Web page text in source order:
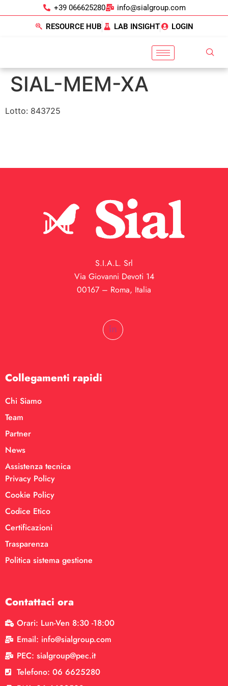
+39 066625280 info@sialgroup.com
RESOURCE HUB LAB INSIGHT LOGIN
SIAL-MEM-XA
Lotto: 843725
S.I.A.L. Srl
Via Giovanni Devoti 14
00167 – Roma, Italia
Collegamenti rapidi
Chi Siamo
Team
Partner
News
Assistenza tecnica
Privacy Policy
Cookie Policy
Codice Etico
Certificazioni
Trasparenza
Politica sistema gestione
Contattaci ora
Orari: Lun-Ven 8:30 -18:00
Email: info@sialgroup.com
PEC: sialgroup@pec.it
Telefono: 06 6625280